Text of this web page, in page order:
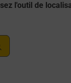
l'outil de